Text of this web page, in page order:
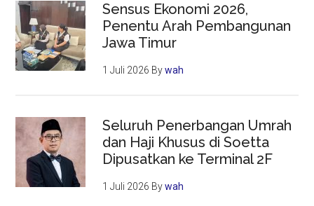
Sensus Ekonomi 2026,
Penentu Arah Pembangunan
Jawa Timur
1 Juli 2026 Bywah
Seluruh Penerbangan Umrah
dan Haji Khusus di Soetta
Dipusatkan ke Terminal 2F
1 Juli 2026 Bywah